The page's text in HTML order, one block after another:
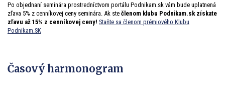
Po objednaní seminára prostredníctvom portálu Podnikam.sk vám bude uplatnená
zľava 5% z cenníkovej ceny seminára. Ak ste členom klubu Podnikam.sk získate
zľavu až 15% z cenníkovej ceny! Staňte sa členom prémiového Klubu
Podnikam.SK
Časový harmonogram